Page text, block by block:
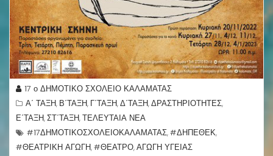
17 ο ΔΗΜΟΤΙΚΟ ΣΧΟΛΕΙΟ ΚΑΛΑΜΑΤΑΣ
Α΄ ΤΑΞΗ, Β΄ΤΑΞΗ, Γ΄ΤΑΞΗ,Δ΄ΤΑΞΗ,ΔΡΑΣΤΗΡΙΟΤΗΤΕΣ,
Ε΄ΤΑΞΗ,ΣΤ΄ΤΑΞΗ,ΤΕΛΕΥΤΑΙΑ ΝΕΑ
#17ΔΗΜΟΤΙΚΟΣΧΟΛΕΙΟΚΑΛΑΜΑΤΑΣ,#ΔΗΠΕΘΕΚ,
#ΘΕΑΤΡΙΚΗ ΑΓΩΓΗ,#ΘΕΑΤΡΟ,ΑΓΩΓΗ ΥΓΕΙΑΣ